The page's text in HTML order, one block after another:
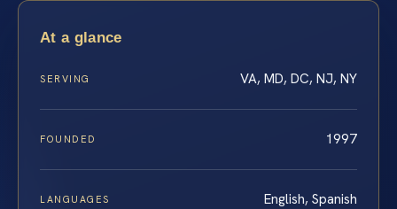
At a glance
SERVING VA, MD, DC, NJ, NY
FOUNDED 1997
LANGUAGES English, Spanish